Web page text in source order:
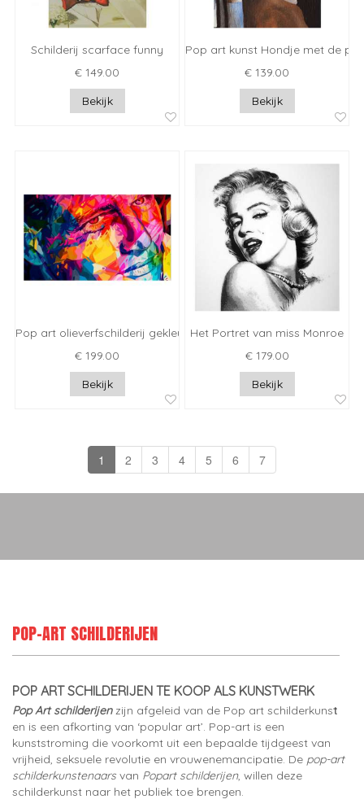
Schilderij scarface funny
€ 149.00
Bekijk
Pop art kunst Hondje met de
€ 139.00
Bekijk
Pop art olieverfschilderij gekleurd gezicht
€ 199.00
Bekijk
Het Portret van miss Monroe
€ 179.00
Bekijk
1 2 3 4 5 6 7
POP-ART SCHILDERIJEN
POP ART SCHILDERIJEN TE KOOP ALS KUNSTWERK
Pop Art schilderijenzijn afgeleid van de Pop art schilderkunst
en is een afkorting van ‘popular art’. Pop-art is een
kunststroming die voorkomt uit een bepaalde tijdgeest van
vrijheid, seksuele revolutie en vrouwenemancipatie. De pop-art
schilderkunstenaars van Popart schilderijen, willen deze
schilderkunst naar het publiek toe brengen.